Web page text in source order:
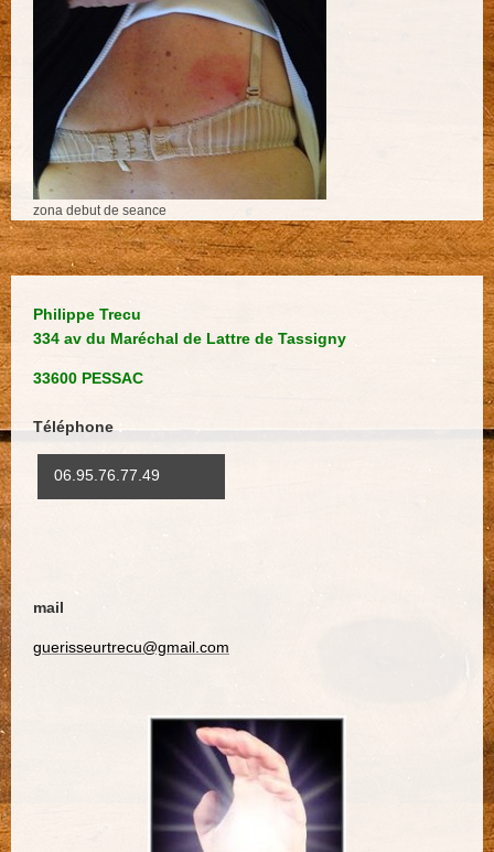
zona debut de seance
Philippe Trecu
334 av du Maréchal de Lattre de Tassigny
33600 PESSAC
Téléphone
06.95.76.77.49
mail
guerisseurtrecu@gmail.com